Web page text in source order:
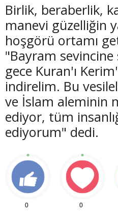
Birlik, beraberlik,
manevi güzelliğin
hoşgörü ortamı
"Bayram sevincine
gece Kuran'ı
indirelim. Bu
ve İslam aleminin
ediyor, tüm
ediyorum" dedi.
0 0